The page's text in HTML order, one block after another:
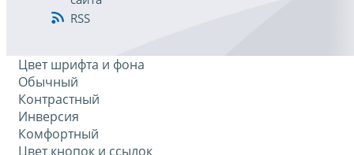
RSS
Цвет шрифта и фона
Обычный
Контрастный
Инверсия
Комфортный
Цвет кнопок и ссылок